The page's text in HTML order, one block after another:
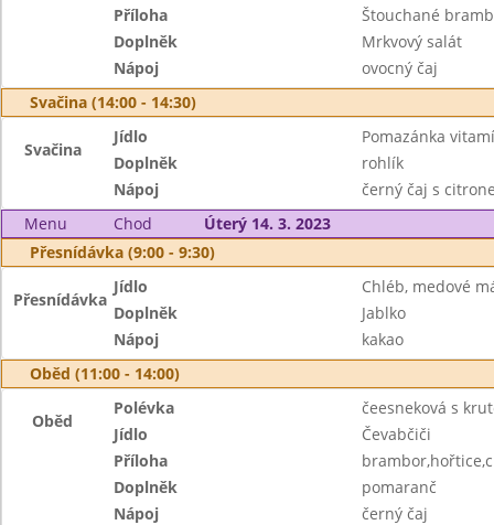
Příloha
Štouchané
Doplněk
Mrkvový salát
Nápoj
ovocný čaj
Svačina (14:00 - 14:30)
Svačina
Jídlo
Pomazánka
Doplněk
rohlík
Nápoj
černý čaj s
Menu
Chod
Úterý 14. 3. 2023
Přesnídávka (9:00 - 9:30)
Přesnídávka
Jídlo
Chléb, medové
Doplněk
Jablko
Nápoj
kakao
Oběd (11:00 - 14:00)
Oběd
Polévka
čeesneková s
Jídlo
Čevabčiči
Příloha
Doplněk
pomaranč
Nápoj
černý čaj